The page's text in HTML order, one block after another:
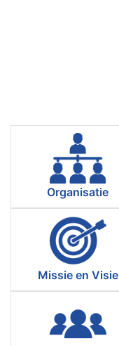
Organisatie
Missie en Visie